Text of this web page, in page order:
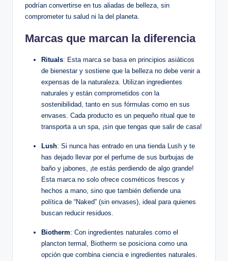
podrían convertirse en tus aliadas de belleza, sin
comprometer tu salud ni la del planeta.
Marcas que marcan la diferencia
Rituals: Esta marca se basa en principios asiáticos
de bienestar y sostiene que la belleza no debe venir a
expensas de la naturaleza. Utilizan ingredientes
naturales y están comprometidos con la
sostenibilidad, tanto en sus fórmulas como en sus
envases. Cada producto es un pequeño ritual que te
transporta a un spa, ¡sin que tengas que salir de casa!
Lush: Si nunca has entrado en una tienda Lush y te
has dejado llevar por el perfume de sus burbujas de
baño y jabones, ¡te estás perdiendo de algo grande!
Esta marca no solo ofrece cosméticos frescos y
hechos a mano, sino que también defiende una
política de “Naked” (sin envases), ideal para quienes
buscan reducir residuos.
Biotherm: Con ingredientes naturales como el
plancton termal, Biotherm se posiciona como una
opción que combina ciencia e ingredientes naturales.